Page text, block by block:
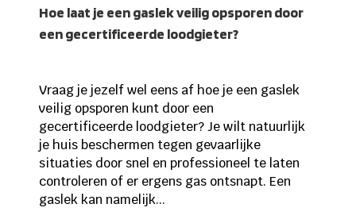
Hoe laat je een gaslek veilig opsporen door
een gecertificeerde loodgieter?
Vraag je jezelf wel eens af hoe je een gaslek
veilig opsporen kunt door een
gecertificeerde loodgieter? Je wilt natuurlijk
je huis beschermen tegen gevaarlijke
situaties door snel en professioneel te laten
controleren of er ergens gas ontsnapt. Een
gaslek kan namelijk...